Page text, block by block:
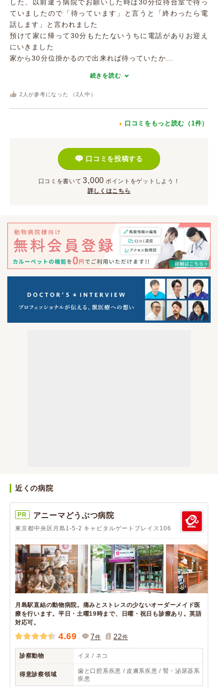
した、以前違う病院でお願いした時は30分位待合室で待っ
ていましたので「待っています」と言うと「終わったら電
話します」と言われました
預けて家に帰って30分もたたないうちに電話がありお迎え
にいきました
家から30分位掛かるので出来れば待っていたか...
続きを読む
2 人が参考になった （ 2 人中）
口コミをもっと読む（1件）
口コミを投稿する
口コミを書いて 3,000 ポイント をゲットしよう！
詳しくはこちら
近くの病院
PR アニーマどうぶつ病院
東京都中央区月島1-5-2 キャピタルゲートプレイス106
月島駅直結の動物病院。痛みとストレスの少ないオーダーメイド医
療を行います。平日・土曜19時まで、日曜・祝日も診療あり。英語
対応可。
4.69 7件 22件
診察動物 イヌ / ネコ
得意診察領域
歯と口腔系疾患 / 皮膚系疾患 / 腎・泌尿器系
疾患